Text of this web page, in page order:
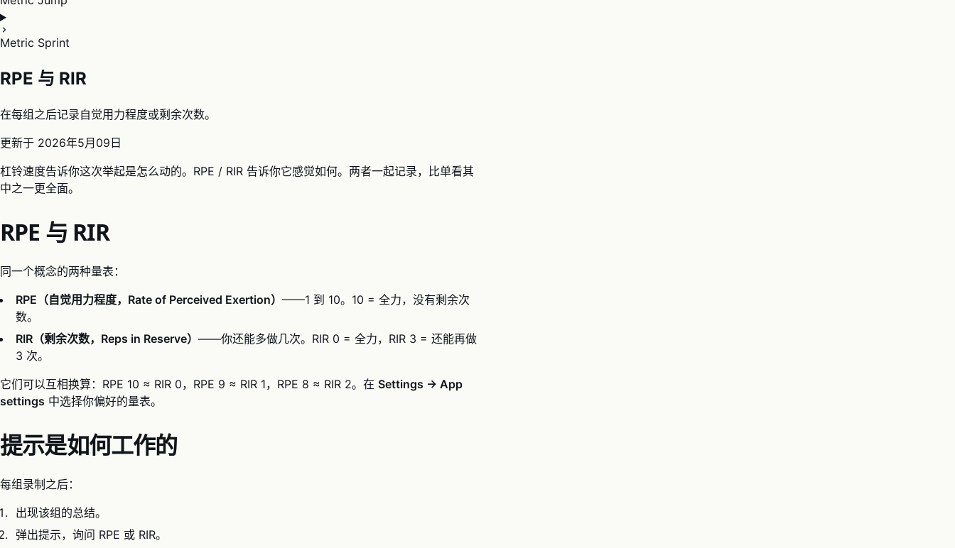
Metric Sprint
RPE 与 RIR
在每组之后记录自觉用力程度或剩余次数。
更新于 2026年5月09日
杠铃速度告诉你这次举起是怎么动的。RPE / RIR 告诉你它感觉如何。两者一起记录，比单看其
中之一更全面。
RPE 与 RIR
同一个概念的两种量表：
RPE（自觉用力程度，Rate of Perceived Exertion）——1 到 10。10 = 全力，没有剩余次
数。
RIR（剩余次数，Reps in Reserve）——你还能多做几次。RIR 0 = 全力，RIR 3 = 还能再做
3 次。
它们可以互相换算：RPE 10 ≈ RIR 0，RPE 9 ≈ RIR 1，RPE 8 ≈ RIR 2。在 Settings → App
settings 中选择你偏好的量表。
提示是如何工作的
每组录制之后：
出现该组的总结。
弹出提示，询问 RPE 或 RIR。